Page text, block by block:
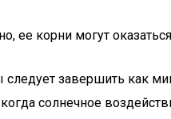
ее корни могут
завершить как
солнечное